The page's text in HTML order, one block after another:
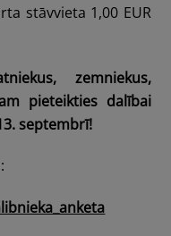
stāvvieta 1,00 EUR
zemniekus,
pieteikties dalībai
septembrī!